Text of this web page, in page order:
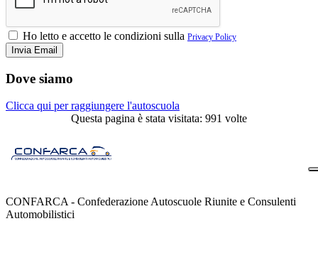
Ho letto e accetto le condizioni sulla Privacy Policy
Dove siamo
Clicca qui per raggiungere l'autoscuola
Questa pagina è stata visitata: 991 volte
CONFARCA - Confederazione Autoscuole Riunite e Consulenti
Automobilistici